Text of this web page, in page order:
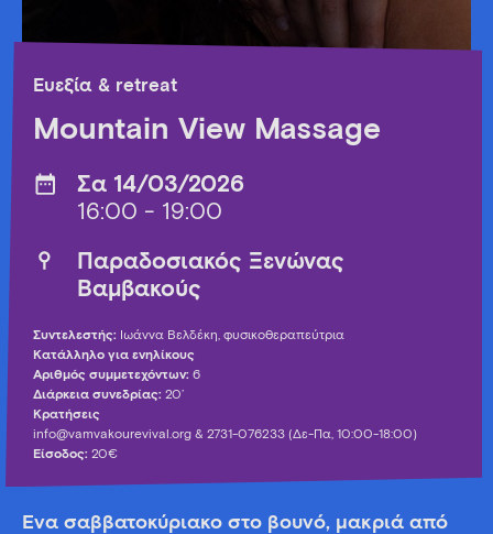
Ευεξία & retreat
Mountain View Massage
Σα 14/03/2026
16:00 - 19:00
Παραδοσιακός Ξενώνας
Βαμβακούς
Συντελεστής: Ιωάννα Βελδέκη, φυσικοθεραπεύτρια
Κατάλληλο για ενηλίκους
Αριθμός συμμετεχόντων: 6
Διάρκεια συνεδρίας: 20’
Κρατήσεις
info@vamvakourevival.org & 2731-076233 (Δε-Πα, 10:00-18:00)
Είσοδος: 20€
Ένα σαββατοκύριακο στο βουνό, μακριά από